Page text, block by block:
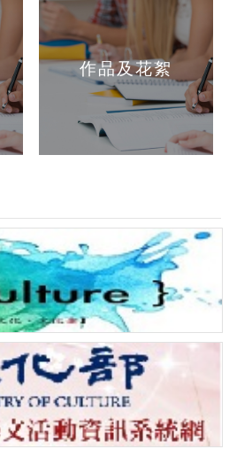
作品及花絮